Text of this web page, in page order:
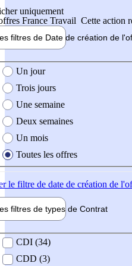
uniquement
France Travail Cette action
filtres de Date de création de
création de l'offre
Un jour
Trois jours
Une semaine
Deux semaines
Un mois
Toutes les offres
le filtre de date de création de
filtres de types de Contrat
contrat
CDI (34)
CDD (3)